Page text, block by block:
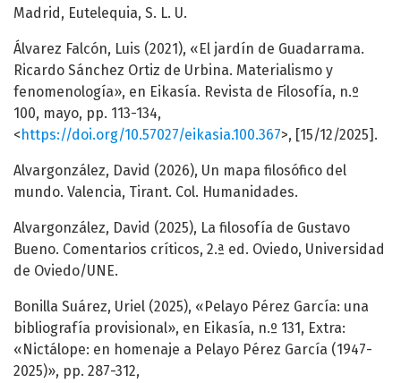
Madrid, Eutelequia, S. L. U.
Álvarez Falcón, Luis (2021), «El jardín de Guadarrama.
Ricardo Sánchez Ortiz de Urbina. Materialismo y
fenomenología», en Eikasía. Revista de Filosofía, n.º
100, mayo, pp. 113-134,
<https://doi.org/10.57027/eikasia.100.367>, [15/12/2025].
Alvargonzález, David (2026), Un mapa filosófico del
mundo. Valencia, Tirant. Col. Humanidades.
Alvargonzález, David (2025), La filosofía de Gustavo
Bueno. Comentarios críticos, 2.ª ed. Oviedo, Universidad
de Oviedo/UNE.
Bonilla Suárez, Uriel (2025), «Pelayo Pérez García: una
bibliografía provisional», en Eikasía, n.º 131, Extra:
«Nictálope: en homenaje a Pelayo Pérez García (1947-
2025)», pp. 287-312,